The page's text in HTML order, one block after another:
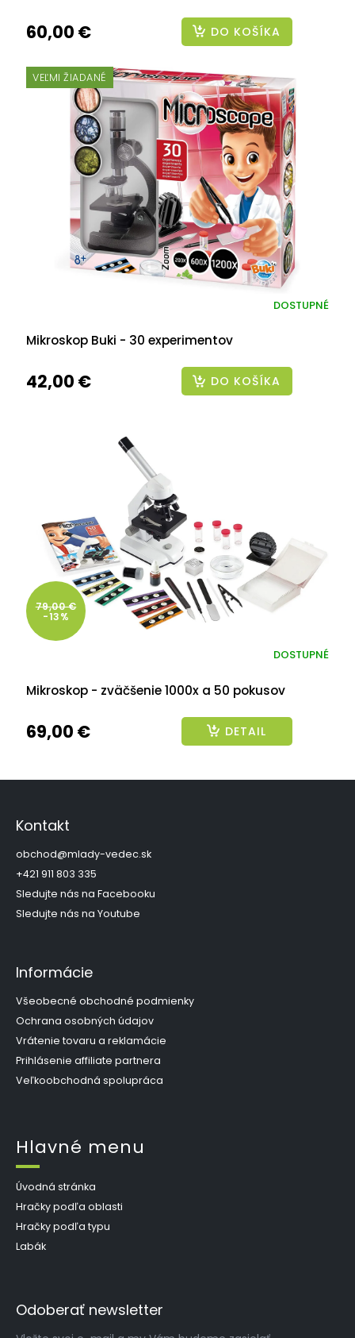
60,00 € DO KOŠÍKA
VEĽMI ŽIADANÉ
Mikroskop Buki - 30 experimentov
DOSTUPNÉ
42,00 € DO KOŠÍKA
79,00 €
-13%
Mikroskop - zväčšenie 1000x a 50 pokusov
DOSTUPNÉ
69,00 € DETAIL
Z
Kontakt
obchod@mlady-vedec.sk
+421 911 803 335
Sledujte nás na Facebooku
Sledujte nás na Youtube
Informácie
Všeobecné obchodné podmienky
Ochrana osobných údajov
Vrátenie tovaru a reklamácie
Prihlásenie affiliate partnera
Veľkoobchodná spolupráca
Hlavné menu
Úvodná stránka
Hračky podľa oblasti
Hračky podľa typu
Labák
Odoberať newsletter